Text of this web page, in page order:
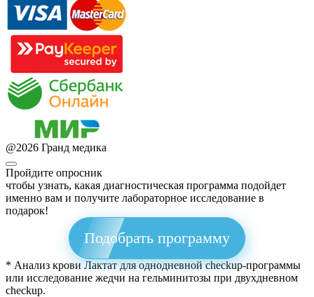
@2026 Гранд медика
Пройдите опросник
чтобы узнать, какая диагностическая программа подойдет
именно вам и получите лабораторное исследование в
подарок!
Подобрать программу
* Анализ крови Лактат для однодневной checkup-программы
или исследование жедчи на гельминитозы при двухдневном
checkup.